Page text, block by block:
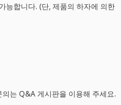
능합니다. (단, 제품의 하자에 의한
는 Q&A 게시판을 이용해 주세요.